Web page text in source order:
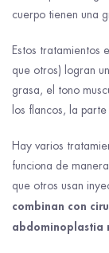
cuerpo tienen una
Estos tratamientos
que otros) logran
grasa, el tono
los flancos, la
Hay varios
funciona de
que otros usan
combinan con
abdominoplastia